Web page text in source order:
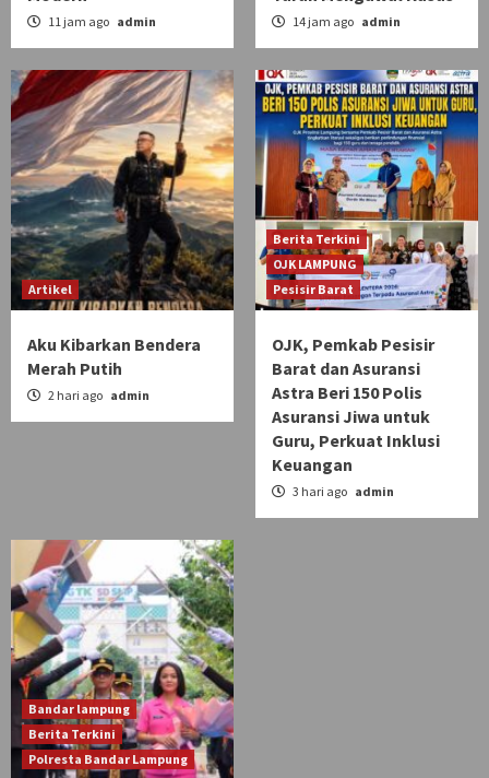
11 jam ago admin 14 jam ago admin
Artikel
Aku Kibarkan Bendera
Merah Putih
2 hari ago admin
Berita Terkini
OJK LAMPUNG
Pesisir Barat
OJK, Pemkab Pesisir
Barat dan Asuransi
Astra Beri 150 Polis
Asuransi Jiwa untuk
Guru, Perkuat Inklusi
Keuangan
3 hari ago admin
Bandar lampung
Berita Terkini
Polresta Bandar Lampung